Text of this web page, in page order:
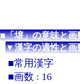
■「壌」の意味と画
▼漢字の適性と画
■常用漢字
■画数 : 16